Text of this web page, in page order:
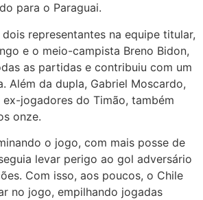
para o Paraguai.
representantes na equipe titular,
e o meio-campista Breno Bidon,
as partidas e contribuiu com um
Além da dupla, Gabriel Moscardo,
ex-jogadores do Timão, também
onze.
o jogo, com mais posse de
levar perigo ao gol adversário
Com isso, aos poucos, o Chile
no jogo, empilhando jogadas